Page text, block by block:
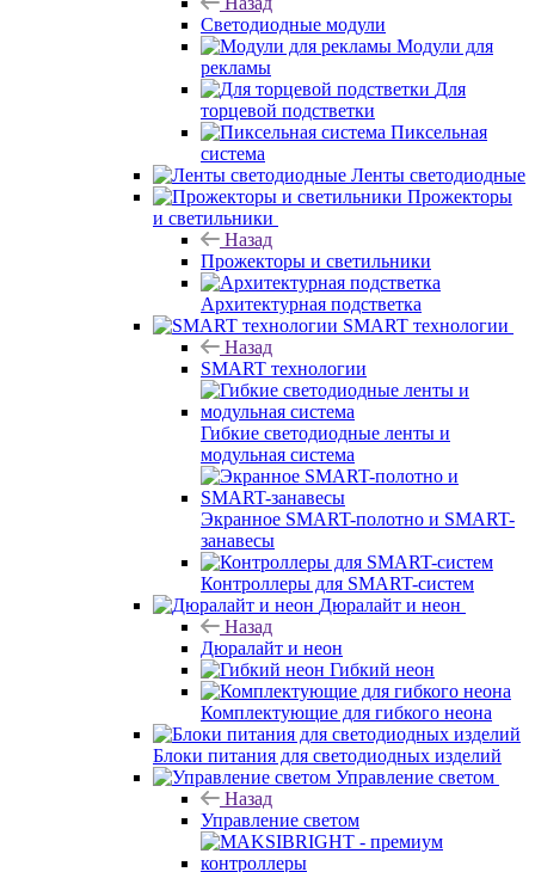
Светодиодные модули
Модули для
рекламы
Для
торцевой подстветки
Пиксельная
система
Ленты светодиодные
Прожекторы
и светильники
Назад
Прожекторы и светильники
Архитектурная подстветка
SMART технологии
Назад
SMART технологии
Гибкие светодиодные ленты и
модульная система
Экранное SMART-полотно и SMART-
занавесы
Контроллеры для SMART-систем
Дюралайт и неон
Назад
Дюралайт и неон
Гибкий неон
Комплектующие для гибкого неона
Блоки питания для светодиодных изделий
Управление светом
Назад
Управление светом